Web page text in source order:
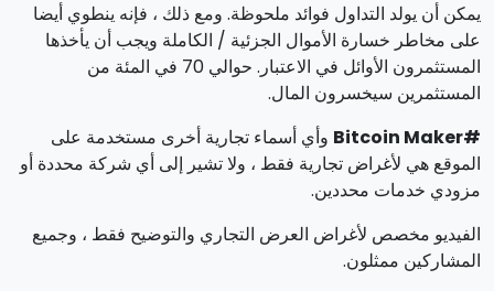
يمكن أن يولد التداول فوائد ملحوظة. ومع ذلك ، فإنه ينطوي أيضا
على مخاطر خسارة الأموال الجزئية / الكاملة ويجب أن يأخذها
المستثمرون الأوائل في الاعتبار. حوالي 70 في المئة من
المستثمرين سيخسرون المال.
#Bitcoin Maker
وأي أسماء تجارية أخرى مستخدمة على
الموقع هي لأغراض تجارية فقط ، ولا تشير إلى أي شركة محددة أو
مزودي خدمات محددين.
الفيديو مخصص لأغراض العرض التجاري والتوضيح فقط ، وجميع
المشاركين ممثلون.